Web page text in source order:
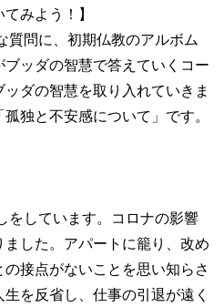
てみよう！】
問に、初期仏教のアルボム
ッダの智慧で答えていくコー
ダの智慧を取り入れていきま
独と不安感について」です。
しています。コロナの影響
した。アパートに籠り、改め
接点がないことを思い知らさ
を反省し、仕事の引退が遠く